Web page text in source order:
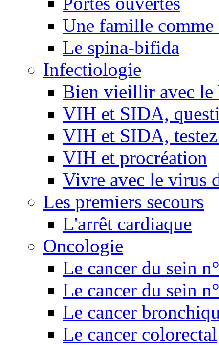
Une famille comme
Le spina-bifida
Infectiologie
Bien vieillir avec
VIH et SIDA,
VIH et SIDA, testez
VIH et procréation
Vivre avec le virus
Les premiers secours
L'arrêt cardiaque
Oncologie
Le cancer du sein
Le cancer du sein
Le cancer
Le cancer colorectal